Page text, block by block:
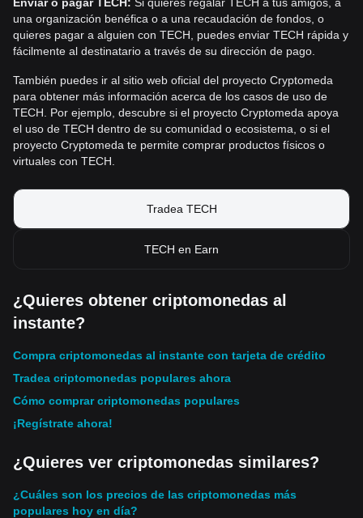
una organización benéfica o a una recaudación de fondos, o
quieres pagar a alguien con TECH, puedes enviar TECH rápida y
fácilmente al destinatario a través de su dirección de pago.
También puedes ir al sitio web oficial del proyecto Cryptomeda
para obtener más información acerca de los casos de uso de
TECH. Por ejemplo, descubre si el proyecto Cryptomeda apoya
el uso de TECH dentro de su comunidad o ecosistema, o si el
proyecto Cryptomeda te permite comprar productos físicos o
virtuales con TECH.
Tradea TECH
TECH en Earn
¿Quieres obtener criptomonedas al
instante?
Compra criptomonedas al instante con tarjeta de crédito
Tradea criptomonedas populares ahora
Cómo comprar criptomonedas populares
¡Regístrate ahora!
¿Quieres ver criptomonedas similares?
¿Cuáles son los precios de las criptomonedas más
populares hoy en día?